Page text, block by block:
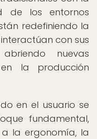
de los entornos
redefiniendo la
con sus
nuevas
la producción
en el usuario se
fundamental,
la ergonomía, la